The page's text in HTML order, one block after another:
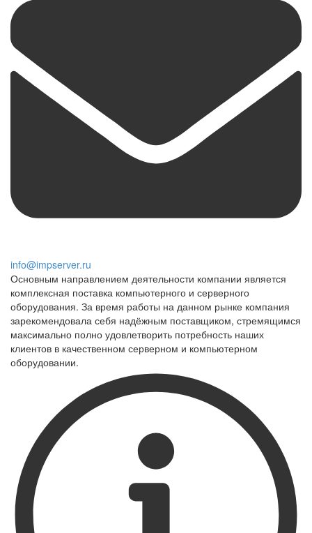
info@impserver.ru
Основным направлением деятельности компании является
комплексная поставка компьютерного и серверного
оборудования. За время работы на данном рынке компания
зарекомендовала себя надёжным поставщиком, стремящимся
максимально полно удовлетворить потребность наших
клиентов в качественном серверном и компьютерном
оборудовании.